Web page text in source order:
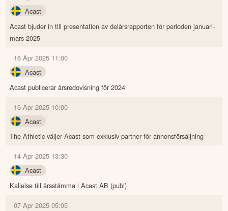
Acast
Acast bjuder in till presentation av delårsrapporten för perioden januari-
mars 2025
16 Apr 2025 11:00
Acast
Acast publicerar årsredovisning för 2024
16 Apr 2025 10:00
Acast
The Athletic väljer Acast som exklusiv partner för annonsförsäljning
14 Apr 2025 13:30
Acast
Kallelse till årsstämma i Acast AB (publ)
07 Apr 2025 05:05